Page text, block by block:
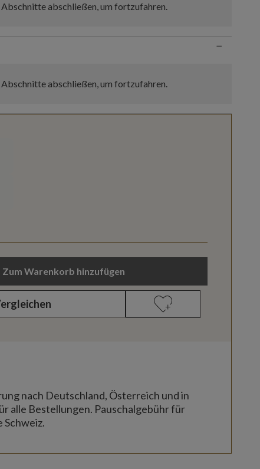
abschließen, um fortzufahren.
−
abschließen, um fortzufahren.
Zum Warenkorb hinzufügen
nach Deutschland, Österreich und in
alle Bestellungen. Pauschalgebühr für
Schweiz.